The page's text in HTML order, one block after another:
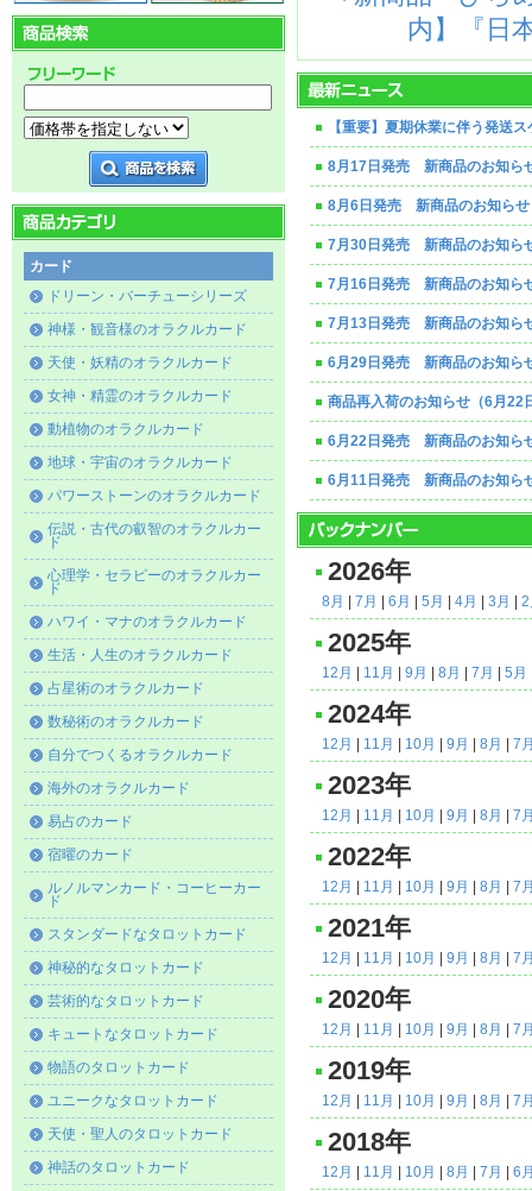
カード
ドリーン・バーチューシリーズ
神様・観音様のオラクルカード
天使・妖精のオラクルカード
女神・精霊のオラクルカード
動植物のオラクルカード
地球・宇宙のオラクルカード
パワーストーンのオラクルカード
伝説・古代の叡智のオラクルカー
ド
心理学・セラピーのオラクルカー
ド
ハワイ・マナのオラクルカード
生活・人生のオラクルカード
占星術のオラクルカード
数秘術のオラクルカード
自分でつくるオラクルカード
海外のオラクルカード
易占のカード
宿曜のカード
ルノルマンカード・コーヒーカー
ド
スタンダードなタロットカード
神秘的なタロットカード
芸術的なタロットカード
キュートなタロットカード
物語のタロットカード
ユニークなタロットカード
天使・聖人のタロットカード
神話のタロットカード
内】『日
【重要】夏期休業に伴う発送
8月17日発売 新商品のお知ら
8月6日発売 新商品のお知らせ
7月30日発売 新商品のお知ら
7月16日発売 新商品のお知ら
7月13日発売 新商品のお知ら
6月29日発売 新商品のお知ら
商品再入荷のお知らせ（6月22
6月22日発売 新商品のお知ら
6月11日発売 新商品のお知ら
2026年
8月 7月 6月 5月 4月 3月 2
2025年
12月 11月 9月 8月 7月 5月
2024年
12月 11月 10月 9月 8月 7
2023年
12月 11月 10月 9月 8月 7
2022年
12月 11月 10月 9月 8月 7
2021年
12月 11月 10月 9月 8月 7
2020年
12月 11月 10月 9月 8月 7
2019年
12月 11月 10月 9月 8月 7
2018年
12月 11月 10月 8月 7月 6